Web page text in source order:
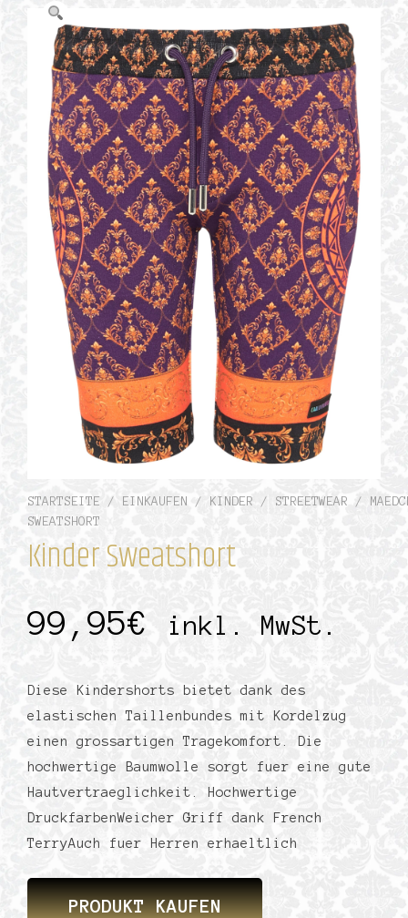
STARTSEITE / EINKAUFEN / KINDER / STREETWEAR /
SWEATSHORT
Kinder Sweatshort
99,95€ inkl. MwSt.
Diese Kindershorts bietet dank des
elastischen Taillenbundes mit Kordelzug
einen grossartigen Tragekomfort. Die
hochwertige Baumwolle sorgt fuer eine gute
Hautvertraeglichkeit. Hochwertige
DruckfarbenWeicher Griff dank French
TerryAuch fuer Herren erhaeltlich
PRODUKT KAUFEN